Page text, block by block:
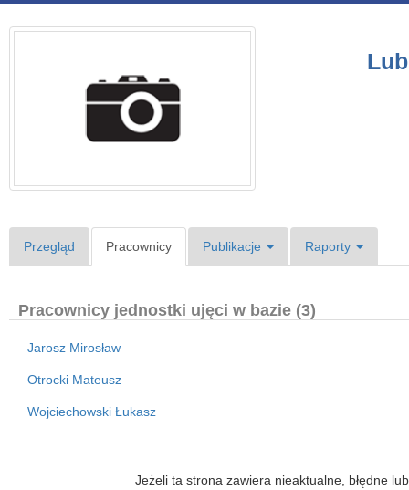
Przegląd Pracownicy Publikacje Raporty
Pracownicy jednostki ujęci w bazie (3)
Jarosz Mirosław
Otrocki Mateusz
Wojciechowski Łukasz
Jeżeli ta strona zawiera nieaktualne, błędne